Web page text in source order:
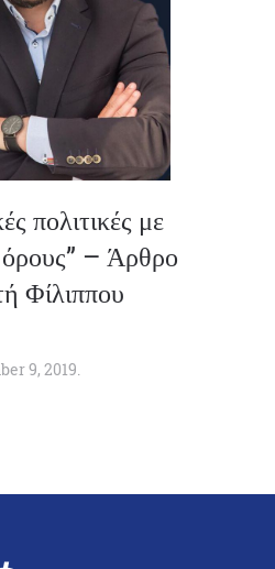
πολιτικές με
– Άρθρο
Φίλιππου
9, 2019.